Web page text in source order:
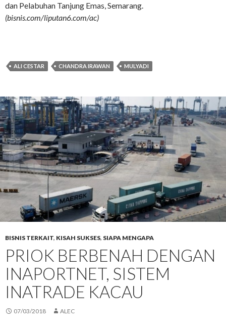
dan Pelabuhan Tanjung Emas, Semarang.
(bisnis.com/liputan6.com/ac)
ALI CESTAR CHANDRA IRAWAN MULYADI
BISNIS TERKAIT, KISAH SUKSES, SIAPA MENGAPA
PRIOK BERBENAH DENGAN
INAPORTNET, SISTEM
INATRADE KACAU
07/03/2018 ALEC